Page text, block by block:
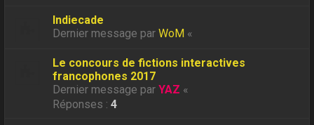
Indiecade
Dernier message parWoM «
Le concours de fictions interactives
francophones 2017
Dernier message parYAZ «
Réponses :4